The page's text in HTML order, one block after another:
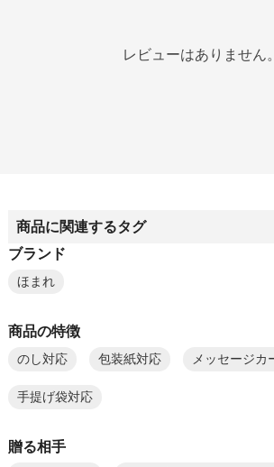
レビューはありません。
商品に関連するタグ
ブランド
ほまれ
商品の特徴
のし対応 包装紙対応 メッセージカ
手提げ袋対応
贈る相手